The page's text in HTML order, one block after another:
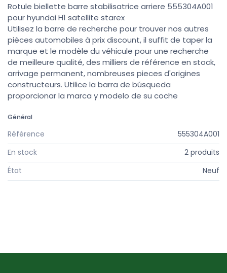
Rotule biellette barre stabilisatrice arriere 555304A001
pour hyundai H1 satellite starex
Utilisez la barre de recherche pour trouver nos autres
pièces automobiles à prix discount, il suffit de taper la
marque et le modèle du véhicule pour une recherche
de meilleure qualité, des milliers de référence en stock,
arrivage permanent, nombreuses pieces d'origines
constructeurs. Utilice la barra de búsqueda
proporcionar la marca y modelo de su coche
Général
Référence
555304A001
En stock
2 produits
État
Neuf